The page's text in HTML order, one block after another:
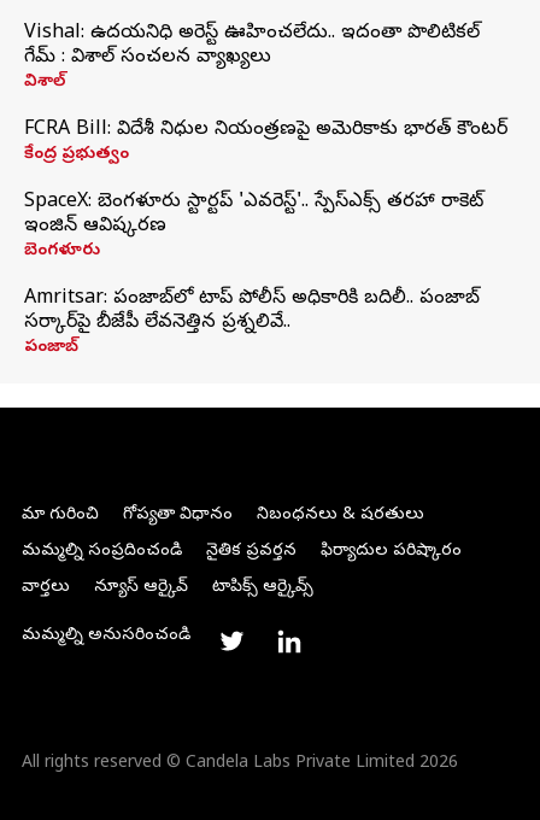
Vishal: ఉదయనిధి అరెస్ట్‌ ఊహించలేదు.. ఇదంతా పొలిటికల్
గేమ్ : విశాల్ సంచలన వ్యాఖ్యలు
విశాల్
FCRA Bill: విదేశీ నిధుల నియంత్రణపై అమెరికాకు భారత్‌ కౌంటర్
కేంద్ర ప్రభుత్వం
SpaceX: బెంగళూరు స్టార్టప్‌ 'ఎవరెస్ట్'.. స్పేస్‌ఎక్స్ తరహా రాకెట్‌
ఇంజిన్‌ ఆవిష్కరణ
బెంగళూరు
Amritsar: పంజాబ్‌లో టాప్ పోలీస్ అధికారికి బదిలీ.. పంజాబ్
సర్కార్‌పై బీజేపీ లేవనెత్తిన ప్రశ్నలివే..
పంజాబ్
మా గురించి గోప్యతా విధానం
నిబంధనలు & షరతులు
మమ్మల్ని సంప్రదించండి
నైతిక ప్రవర్తన
ఫిర్యాదుల పరిష్కారం
వార్తలు
న్యూస్ ఆర్కైవ్ టాపిక్స్ ఆర్కైవ్స్
మమ్మల్ని అనుసరించండి
All rights reserved © Candela Labs Private Limited 2026